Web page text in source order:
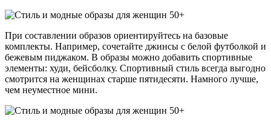
При составлении образов ориентируйтесь на базовые
комплекты. Например, сочетайте джинсы с белой футболкой и
бежевым пиджаком. В образы можно добавить спортивные
элементы: худи, бейсболку. Спортивный стиль всегда выгодно
смотрится на женщинах старше пятидесяти. Намного лучше,
чем неуместное мини.